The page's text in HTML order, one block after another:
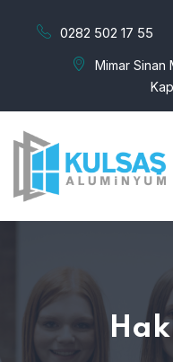
0282 502 17 55
Mimar Sinan